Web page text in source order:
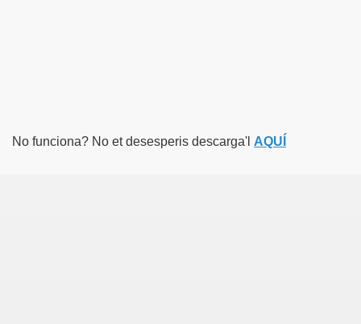
No funciona? No et desesperis descarga'l AQUÍ